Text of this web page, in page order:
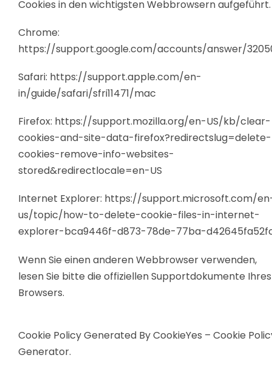
Cookies in den wichtigsten Webbrowsern aufgeführt.
Chrome:
https://support.google.com/accounts/answer/
Safari: https://support.apple.com/en-
in/guide/safari/sfri11471/mac
Firefox: https://support.mozilla.org/en-US/kb/clear-
cookies-and-site-data-firefox?redirectslug=delete-
cookies-remove-info-websites-
stored&redirectlocale=en-US
Internet Explorer: https://support.microsoft.com/
us/topic/how-to-delete-cookie-files-in-internet-
explorer-bca9446f-d873-78de-77ba-
Wenn Sie einen anderen Webbrowser verwenden,
lesen Sie bitte die offiziellen Supportdokumente Ihres
Browsers.
Cookie Policy Generated ByCookieYes – Cookie
Generator.